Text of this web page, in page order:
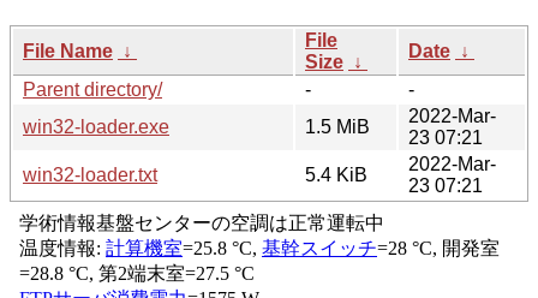
File Name ↓
File
Size ↓
Date ↓
Parent directory/
-
-
win32-loader.exe
1.5 MiB
2022-Mar-
23 07:21
win32-loader.txt
5.4 KiB
2022-Mar-
23 07:21